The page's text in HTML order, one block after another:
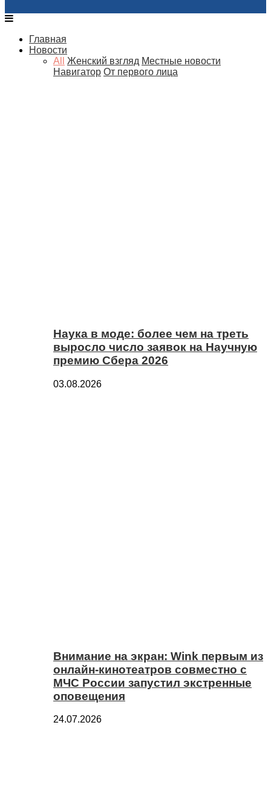
Главная
Новости
All
Женский взгляд Местные новости
Навигатор От первого лица
Наука в моде: более чем на треть
выросло число заявок на Научную
премию Сбера 2026
03.08.2026
Внимание на экран: Wink первым из
онлайн-кинотеатров совместно с
МЧС России запустил экстренные
оповещения
24.07.2026